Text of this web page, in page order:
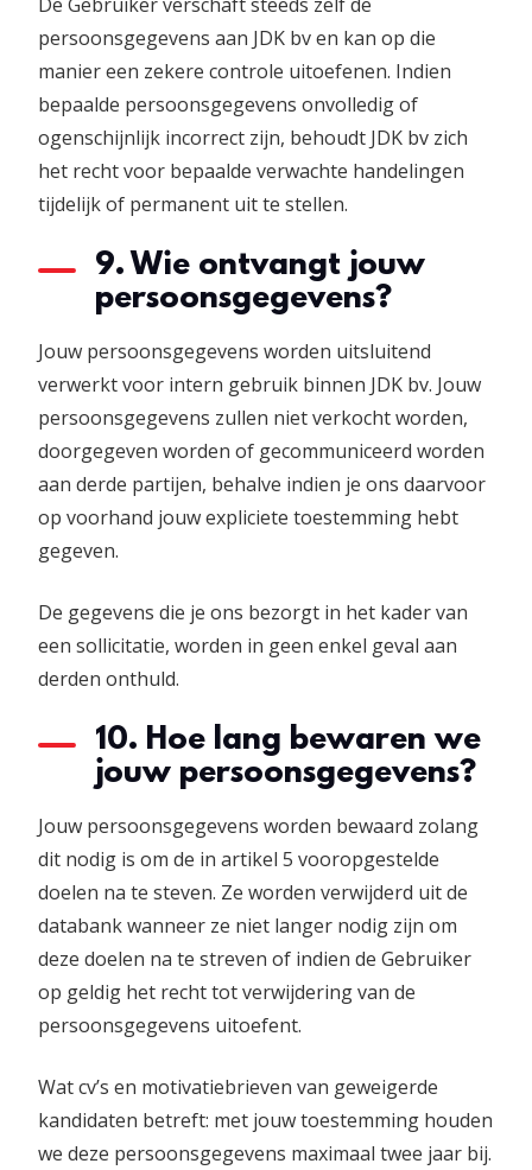
persoonsgegevens aan JDK bv en kan op die
manier een zekere controle uitoefenen. Indien
bepaalde persoonsgegevens onvolledig of
ogenschijnlijk incorrect zijn, behoudt JDK bv zich
het recht voor bepaalde verwachte handelingen
tijdelijk of permanent uit te stellen.
9. Wie ontvangt jouw
persoonsgegevens?
Jouw persoonsgegevens worden uitsluitend
verwerkt voor intern gebruik binnen JDK bv. Jouw
persoonsgegevens zullen niet verkocht worden,
doorgegeven worden of gecommuniceerd worden
aan derde partijen, behalve indien je ons daarvoor
op voorhand jouw expliciete toestemming hebt
gegeven.
De gegevens die je ons bezorgt in het kader van
een sollicitatie, worden in geen enkel geval aan
derden onthuld.
10. Hoe lang bewaren we
jouw persoonsgegevens?
Jouw persoonsgegevens worden bewaard zolang
dit nodig is om de in artikel 5 vooropgestelde
doelen na te steven. Ze worden verwijderd uit de
databank wanneer ze niet langer nodig zijn om
deze doelen na te streven of indien de Gebruiker
op geldig het recht tot verwijdering van de
persoonsgegevens uitoefent.
Wat cv’s en motivatiebrieven van geweigerde
kandidaten betreft: met jouw toestemming houden
we deze persoonsgegevens maximaal twee jaar bij.